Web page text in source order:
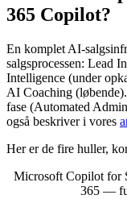
365 Copilot?
En komplet AI-
salgsprocessen: Lead
Intelligence (under
AI Coaching
fase (Automated
også beskriver i vores
Her er de fire huller,
Microsoft Copilot for
365 —